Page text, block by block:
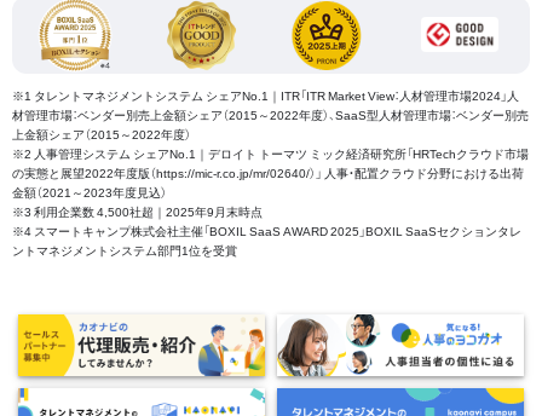
※1 タレントマネジメントシステム シェアNo.1｜ITR「ITR Market View：人材管理市場2024」人
材管理市場：ベンダー別売上金額シェア（2015～2022年度）、SaaS型人材管理市場：ベンダー別売
上金額シェア（2015～2022年度）
※2 人事管理システム シェアNo.1｜デロイト トーマツ ミック経済研究所「HRTechクラウド市場
の実態と展望2022年度版（https://mic-r.co.jp/mr/02640/）」 人事・配置クラウド分野における出荷
金額（2021～2023年度見込）
※3 利用企業数 4,500社超｜2025年9月末時点
※4 スマートキャンプ株式会社主催「BOXIL SaaS AWARD 2025」BOXIL SaaSセクションタレ
ントマネジメントシステム部門1位を受賞